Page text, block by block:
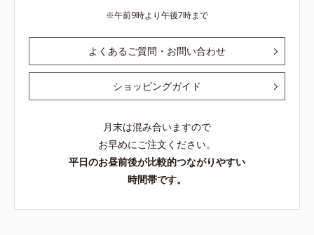
午前9時より午後7時まで
よくあるご質問・お問い合わせ
ショッピングガイド
月末は混み合いますので
お早めにご注文ください。
平日のお昼前後が比較的つながりやすい
時間帯です。